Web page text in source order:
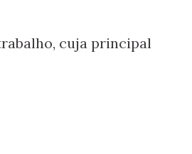
cuja principal